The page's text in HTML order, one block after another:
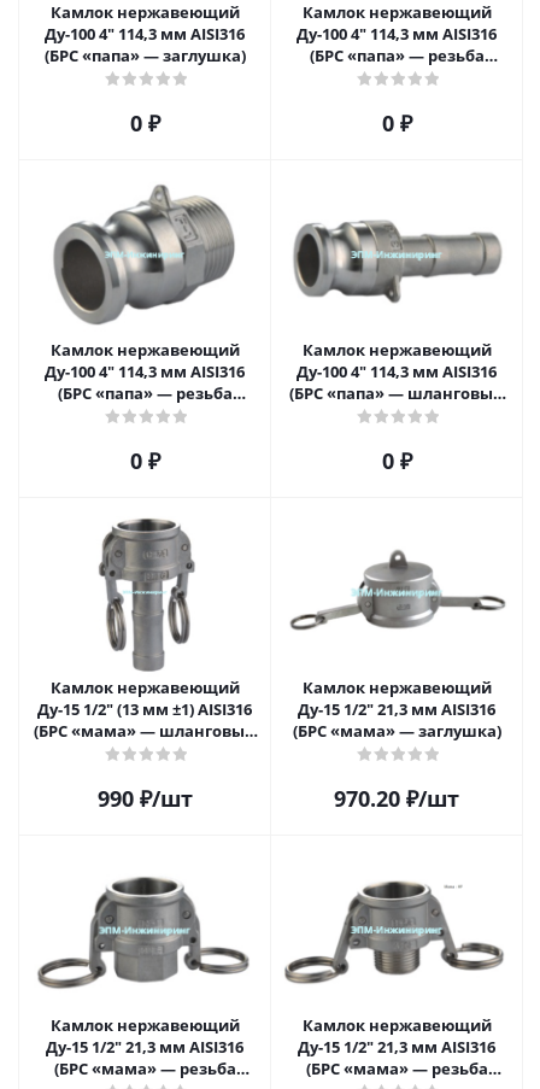
Камлок нержавеющий
Ду-100 4" 114,3 мм AISI316
(БРС «папа» — заглушка)
0 ₽
Камлок нержавеющий
Ду-100 4" 114,3 мм AISI316
(БРС «папа» — резьба
внутренняя)
0 ₽
Камлок нержавеющий
Ду-100 4" 114,3 мм AISI316
(БРС «папа» — резьба
наружная)
0 ₽
Камлок нержавеющий
Ду-100 4" 114,3 мм AISI316
(БРС «папа» — шланговый
штуцер)
0 ₽
Камлок нержавеющий
Ду-15 1/2" (13 мм ±1) AISI316
(БРС «мама» — шланговый
штуцер)
990₽/шт
Камлок нержавеющий
Ду-15 1/2" 21,3 мм AISI316
(БРС «мама» — заглушка)
970.20 ₽/шт
Камлок нержавеющий
Ду-15 1/2" 21,3 мм AISI316
(БРС «мама» — резьба
Камлок нержавеющий
Ду-15 1/2" 21,3 мм AISI316
(БРС «мама» — резьба